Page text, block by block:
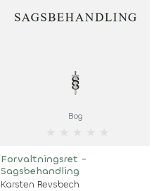
Bog
Forvaltningsret -
Sagsbehandling
Karsten Revsbech